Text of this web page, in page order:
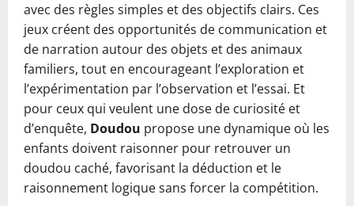
avec des règles simples et des objectifs clairs. Ces
jeux créent des opportunités de communication et
de narration autour des objets et des animaux
familiers, tout en encourageant l’exploration et
l’expérimentation par l’observation et l’essai. Et
pour ceux qui veulent une dose de curiosité et
d’enquête, Doudou propose une dynamique où les
enfants doivent raisonner pour retrouver un
doudou caché, favorisant la déduction et le
raisonnement logique sans forcer la compétition.